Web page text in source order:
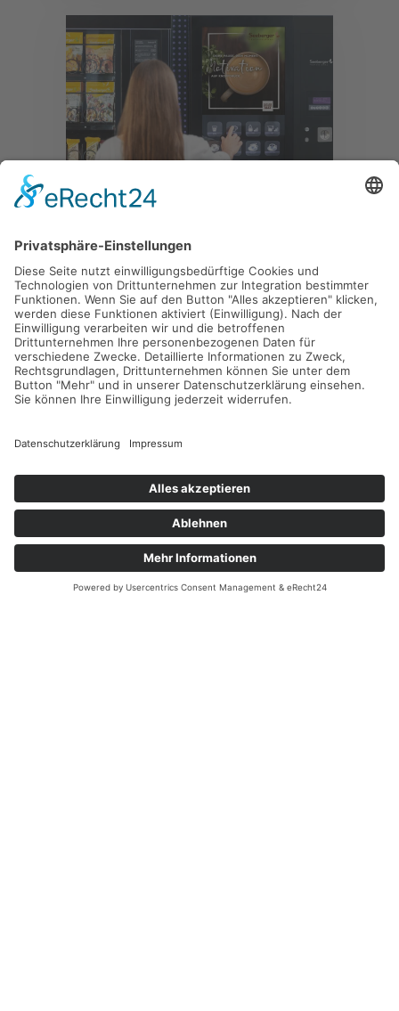
Individuelle Lösungen
Fachberatung zu Produkten,
Accessoires und Maschinen –
Beratung zum Komplettservice durch
einen persönlichen, zentralen
Ansprechpartner.
Produktauswahl